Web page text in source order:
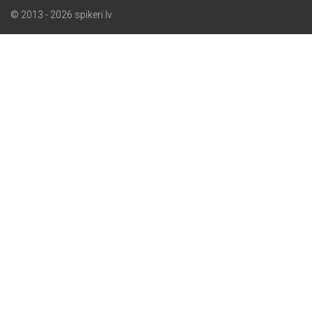
© 2013 - 2026 spikeri.lv